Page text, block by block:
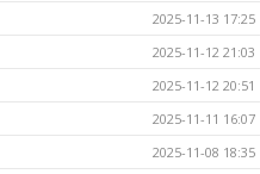
2025-11-13 17:25
2025-11-12 21:03
2025-11-12 20:51
2025-11-11 16:07
2025-11-08 18:35